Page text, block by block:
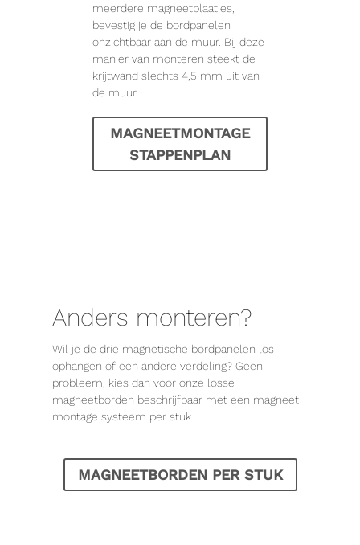
meerdere magneetplaatjes,
bevestig je de bordpanelen
onzichtbaar aan de muur. Bij deze
manier van monteren steekt de
krijtwand slechts 4,5 mm uit van
de muur.
MAGNEETMONTAGE
STAPPENPLAN
Anders monteren?
Wil je de drie magnetische bordpanelen los
ophangen of een andere verdeling? Geen
probleem, kies dan voor onze losse
magneetborden beschrijfbaar met een magneet
montage systeem per stuk.
MAGNEETBORDEN PER STUK